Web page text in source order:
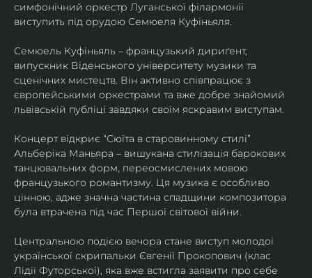
симфонічний оркестр Луганської філармонії
виступить під орудою Семюеля Куфіньяля.
Семюель Куфіньяль – французький дириґент,
випускник Віденського університету музики та
сценічних мистецтв. Він активно співпрацює з
європейськими оркестрами та вже добре знайомий
львівській публіці завдяки своїм яскравим виступам.
Концерт відкриє “Сюїта в старовинному стилі”
Альберіка Маньяра – вишукана стилізація барокових
танцювальних форм, переосмислених мовою
французького романтизму. Ця музика є особливо
цінною, адже значна частина спадщини композитора
була втрачена під час Першої світової війни.
Центральною подією вечора стане виступ молодої
української скрипальки Євгенії Прокопович (клас
Лідії Футорської), яка вже встигла заявити про себе